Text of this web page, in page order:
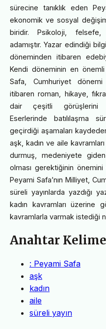
sürecine tanıklık eden
ekonomik ve sosyal
biridir. Psikoloji, felsefe,
adamıştır. Yazar edindiği
döneminden itibaren
Kendi döneminin en önemli
Safa, Cumhuriyet
itibaren roman, hikaye,
dair çeşitli görüşlerini
Eserlerinde batılılaşma
geçirdiği aşamaları
aşk, kadın ve aile
durmuş, medeniyete
olması gerektiğinin önemini
Peyami Safa’nın Milliyet,
süreli yayınlarda yazdığı
kadın kavramları üzerine
kavramlarla varmak istediği
Anahtar
: Peyami Safa
aşk
kadın
aile
süreli yayın